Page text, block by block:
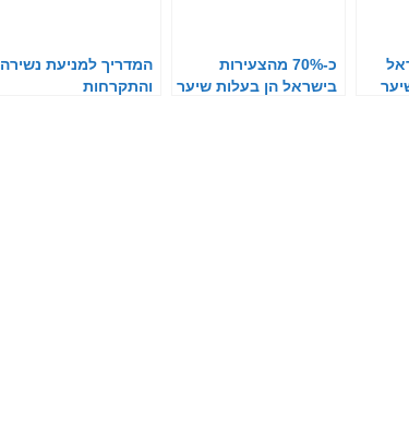
כ-70% מהצעירות
בישראל הן בעלות שיער
המדריך למניעת נשירה
והתקרחות